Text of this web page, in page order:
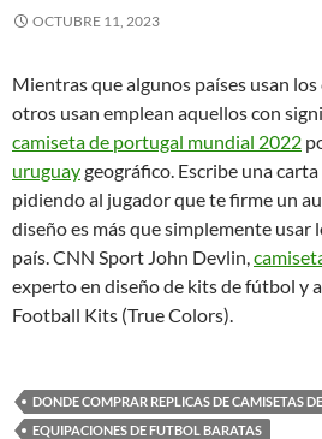
OCTUBRE 11, 2023
Mientras que algunos países usan
otros usan emplean aquellos con
camiseta de portugal mundial 2022
uruguaygeográfico. Escribe una
pidiendo al jugador que te firme un
diseño es más que simplemente usar
país. CNN Sport John Devlin,
experto en diseño de kits de fútbol y
Football Kits (True Colors).
DONDE COMPRAR REPLICAS DE CAMISETAS
EQUIPACIONES DE FUTBOL BARATAS